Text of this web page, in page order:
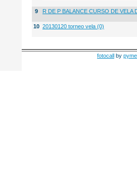
9 R DE P BALANCE CURSO DE VELA
10 20130120 torneo vela (0)
fotocall by